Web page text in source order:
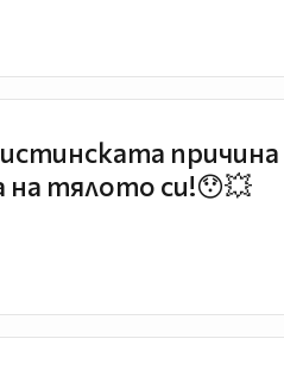
причина
тялото си!😯💥